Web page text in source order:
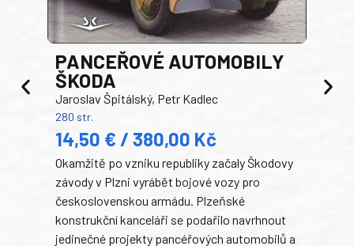
PANCEŘOVÉ AUTOMOBILY
ŠKODA
Jaroslav Špitálský, Petr Kadlec
280 str.
14,50 € / 380,00 Kč
Okamžitě po vzniku republiky začaly Škodovy
závody v Plzni vyrábět bojové vozy pro
československou armádu. Plzeňské
konstrukční kanceláři se podařilo navrhnout
jedinečné projekty pancéřových automobilů a